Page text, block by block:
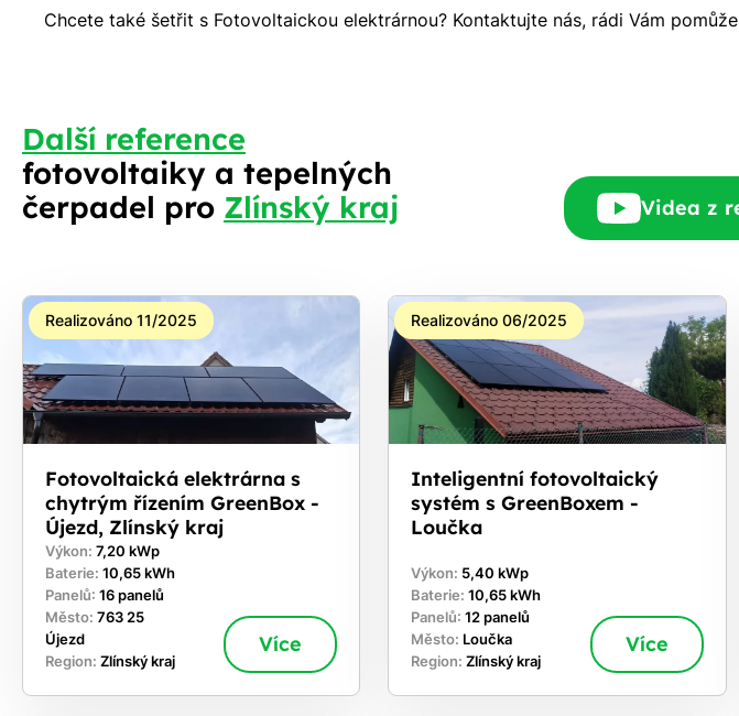
Rádi Vám zdarma
Chcete také šetřit s Fotovoltaickou elektrárnou? Kontaktujte nás, rádi Vám
Další reference
fotovoltaiky a tepelných
čerpadel pro Zlínský kraj Videa z
Realizováno 11/2025
Fotovoltaická elektrárna s
chytrým řízením GreenBox -
Újezd, Zlínský kraj
Výkon: 7,20 kWp
Baterie: 10,65 kWh
Panelů: 16 panelů
Město: 763 25
Újezd
Region: Zlínský kraj
Více
Realizováno 06/2025
Inteligentní fotovoltaický
systém s GreenBoxem -
Loučka
Výkon: 5,40 kWp
Baterie:10,65 kWh
Panelů:12 panelů
Město: Loučka
Region:Zlínský kraj
Více